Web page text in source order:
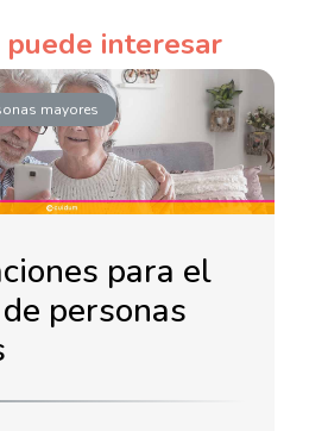
interesar
mayores
para el
personas